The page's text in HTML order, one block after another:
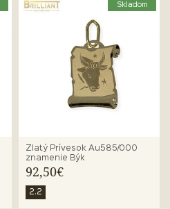
Skladom
Zlatý Prívesok Au585/000
znamenie Býk
92,50€
2.2